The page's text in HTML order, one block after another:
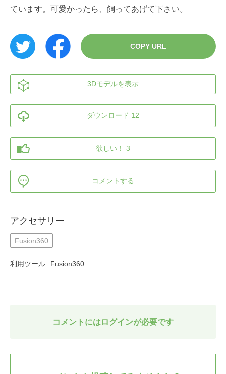
ています。可愛かったら、飼ってあげて下さい。
COPY URL
3Dモデルを表示
ダウンロード 12
欲しい！ 3
コメントする
アクセサリー
Fusion360
利用ツール Fusion360
コメントにはログインが必要です